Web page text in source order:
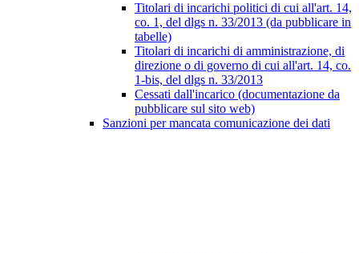
Titolari di incarichi politici di cui all'art. 14,
co. 1, del dlgs n. 33/2013 (da pubblicare in
tabelle)
Titolari di incarichi di amministrazione, di
direzione o di governo di cui all'art. 14, co.
1-bis, del dlgs n. 33/2013
Cessati dall'incarico (documentazione da
pubblicare sul sito web)
Sanzioni per mancata comunicazione dei dati